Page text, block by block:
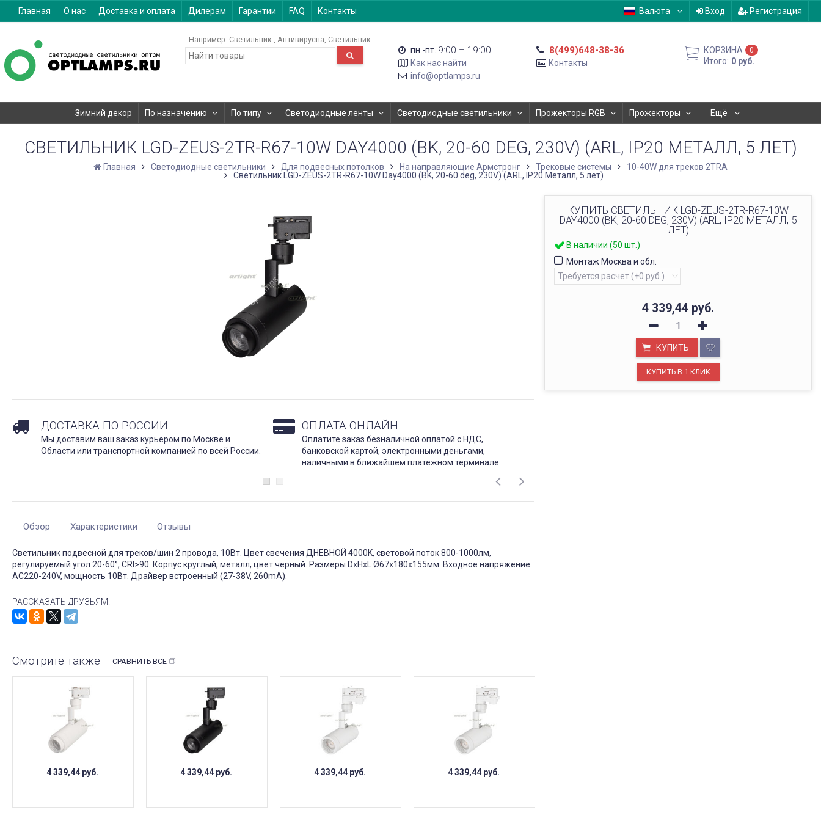
Главная О нас Доставка и оплата Дилерам Гарантии FAQ Контакты Валюта Вход Регистрация
Например: Светильник- Антивирусна Светильник-
пн.-пт. 9:00 – 19:00
Как нас найти
info@optlamps.ru
8(499)648-38-36
Контакты
КОРЗИНА 0
Итого: 0 руб.
Зимний декор По назначению По типу Светодиодные ленты Светодиодные светильники Прожекторы RGB Прожекторы Ещё
СВЕТИЛЬНИК LGD-ZEUS-2TR-R67-10W DAY4000 (BK, 20-60 DEG, 230V) (ARL, IP20 МЕТАЛЛ, 5 ЛЕТ)
Главная Светодиодные светильники Для подвесных потолков На направляющие Армстронг Трековые системы
10-40W для треков 2TRA
Светильник LGD-ZEUS-2TR-R67-10W Day4000 (BK, 20-60 deg, 230V) (ARL, IP20 Металл, 5 лет)
КУПИТЬ СВЕТИЛЬНИК LGD-ZEUS-2TR-R67-10W
DAY4000 (BK, 20-60 DEG, 230V) (ARL, IP20 МЕТАЛЛ, 5
ЛЕТ)
В наличии (50 шт.)
Монтаж Москва и обл.
4 339,44 руб.
КУПИТЬ
ДОСТАВКА ПО РОССИИ
Мы доставим ваш заказ курьером по Москве и
Области или транспортной компанией по всей России.
ОПЛАТА ОНЛАЙН
Оплатите заказ безналичной оплатой с НДС,
банковской картой, электронными деньгами,
наличными в ближайшем платежном терминале.
Обзор Характеристики Отзывы
Светильник подвесной для треков/шин 2 провода, 10Вт. Цвет свечения ДНЕВНОЙ 4000K, световой поток 800-1000лм,
регулируемый угол 20-60°, CRI>90. Корпус круглый, металл, цвет черный. Размеры DxHxL Ø67x180x155мм. Входное напряжение
AC220-240V, мощность 10Вт. Драйвер встроенный (27-38V, 260mA).
РАССКАЗАТЬ ДРУЗЬЯМ!
Смотрите также СРАВНИТЬ ВСЕ
4 339,44 руб. 4 339,44 руб. 4 339,44 руб. 4 339,44 руб.